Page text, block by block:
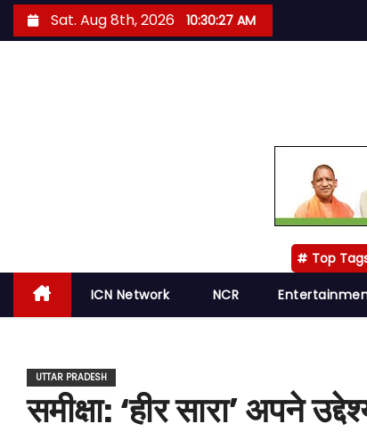
k
Sat. Aug 8th, 2026 10:30:28 AM
Top
ICN Network NCR
UTTAR PRADESH
समीक्षा: ‘हीर सारा’ अपने